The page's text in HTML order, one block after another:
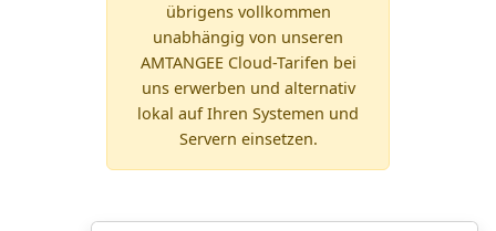
übrigens vollkommen
unabhängig von unseren
AMTANGEE Cloud-Tarifen bei
uns erwerben und alternativ
lokal auf Ihren Systemen und
Servern einsetzen.